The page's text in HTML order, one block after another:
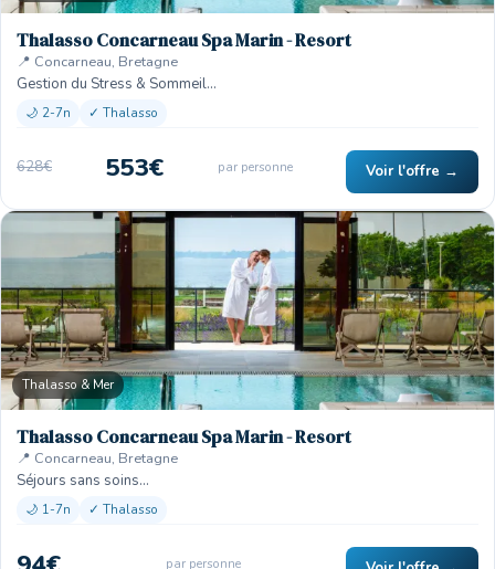
Thalasso Concarneau Spa Marin - Resort
📍 Concarneau, Bretagne
Gestion du Stress & Sommeil…
🌙 2-7n ✓ Thalasso
628€ 553€ par personne Voir l'offre →
Thalasso & Mer
Thalasso Concarneau Spa Marin - Resort
📍 Concarneau, Bretagne
Séjours sans soins…
🌙 1-7n ✓ Thalasso
par personne